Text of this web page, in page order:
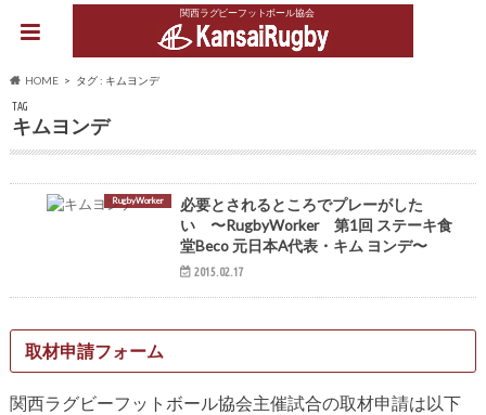
関西ラグビーフットボール協会
HOME タグ : キムヨンデ
TAG
キムヨンデ
RugbyWorker
必要とされるところでプレーがした
い 〜RugbyWorker 第1回 ステーキ食
堂Beco 元日本A代表・キム ヨンデ〜
2015.02.17
取材申請フォーム
関西ラグビーフットボール協会主催試合の取材申請は以下